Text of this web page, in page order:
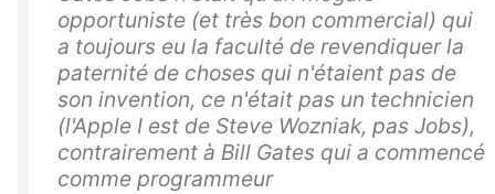
opportuniste (et très bon commercial) qui
a toujours eu la faculté de revendiquer la
paternité de choses qui n'étaient pas de
son invention, ce n'était pas un technicien
(l'Apple I est de Steve Wozniak, pas Jobs),
contrairement à Bill Gates qui a commencé
comme programmeur